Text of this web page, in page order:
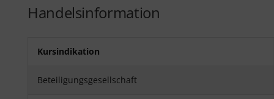
Handelsinformation
Kursindikation
Beteiligungsgesellschaft